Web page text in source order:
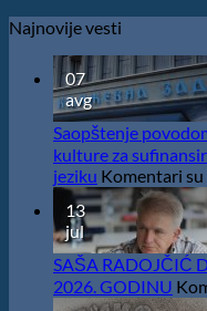
Najnovije vesti
07
avg
Saopštenje
kulture za
jeziku Komentari
13
jul
SAŠA RADOJČIĆ
2026. GODINU